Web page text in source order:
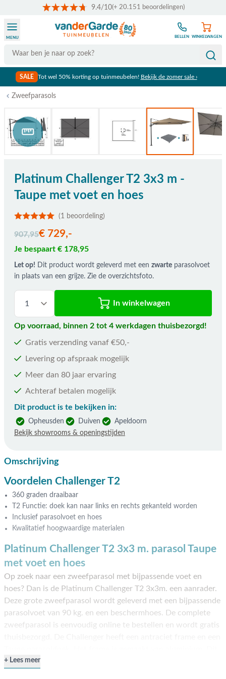
9.4/10(+ 20.151 beoordelingen)
Search
MENU BELLEN WINKELWAGEN
SALE Tot wel 50% korting op tuinmeubelen! Bekijk de zomer sale ›
Zweefparasols
Bekijk afmetingen
Platinum Challenger T2 3x3 m -
Taupe met voet en hoes
(1 beoordeling)
907,95€ 729,-
Je bespaart € 178,95
Let op! Dit product wordt geleverd met een zwarte parasolvoet
in plaats van een grijze. Zie de overzichtsfoto.
In winkelwagen
Op voorraad, binnen 2 tot 4 werkdagen thuisbezorgd!
Gratis verzending vanaf €50,-
Levering op afspraak mogelijk
Meer dan 80 jaar ervaring
Achteraf betalen mogelijk
Dit product is te bekijken in:
Opheusden Duiven
Apeldoorn
Bekijk showrooms & openingstijden
Omschrijving
Voordelen Challenger T2
360 graden draaibaar
T2 Functie: doek kan naar links en rechts gekanteld worden
Inclusief parasolvoet en hoes
Kwalitatief hoogwaardige materialen
Platinum Challenger T2 3x3 m. parasol Taupe
met voet en hoes
Op zoek naar een zweefparasol met bijpassende voet en
hoes? Dan is de Platinum Challenger T2 3x3m. een aanrader.
Deze grote zweefparasol wordt geleverd met een bijpassende
parasolvoet van 90 kg. en een beschermhoes. De complete
zweefparasol is eenvoudig online te bestellen en wordt gratis
materiaal is erg stevig en heeft als voordeel dat het niet kan
Lees meer